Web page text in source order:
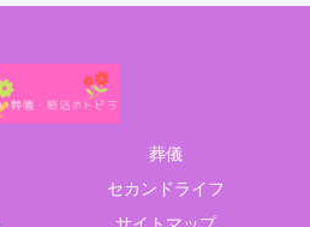
葬儀
セカンドライフ
サイトマップ